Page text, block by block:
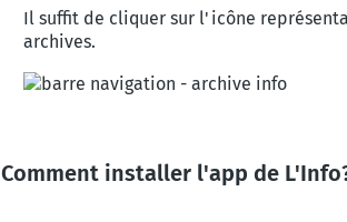
Il suffit de cliquer sur l'icône
archives.
Comment installer l'app de